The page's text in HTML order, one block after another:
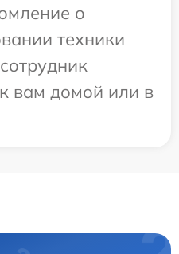
о
техники
вам домой или в